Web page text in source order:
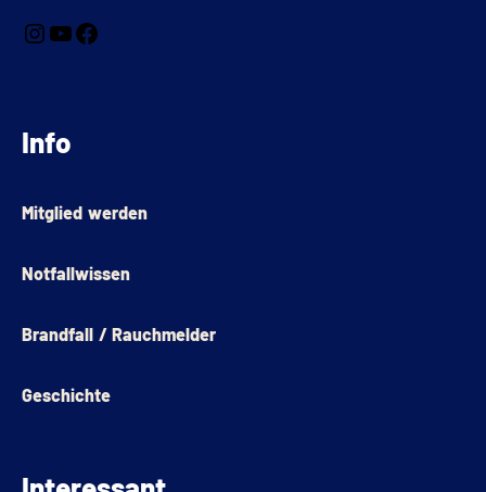
Info
Mitglied werden
Notfallwissen
Brandfall / Rauchmelder
Geschichte